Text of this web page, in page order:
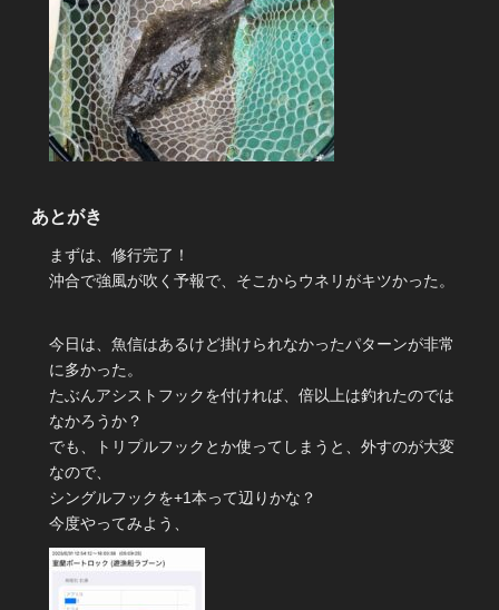
あとがき
まずは、修行完了！
沖合で強風が吹く予報で、そこからウネリがキツかった。
今日は、魚信はあるけど掛けられなかったパターンが非常
に多かった。
たぶんアシストフックを付ければ、倍以上は釣れたのでは
なかろうか？
でも、トリプルフックとか使ってしまうと、外すのが大変
なので、
シングルフックを+1本って辺りかな？
今度やってみよう、